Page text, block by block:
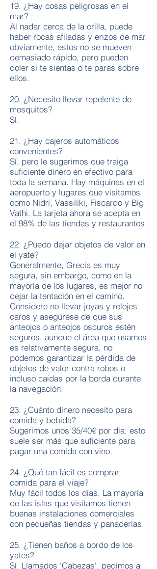
19. ¿Hay cosas peligrosas en el
mar?
Al nadar cerca de la orilla, puede
haber rocas afiladas y erizos de mar,
obviamente, estos no se mueven
demasiado rápido, pero pueden
doler si te sientas o te paras sobre
ellos.
20. ¿Necesito llevar repelente de
mosquitos?
Sí.
21. ¿Hay cajeros automáticos
convenientes?
Sí, pero le sugerimos que traiga
suficiente dinero en efectivo para
toda la semana. Hay máquinas en el
aeropuerto y lugares que visitamos
como Nidri, Vassiliki, Fiscardo y Big
Vathi. La tarjeta ahora se acepta en
el 98% de las tiendas y restaurantes.
22. ¿Puedo dejar objetos de valor en
el yate?
Generalmente, Grecia es muy
segura, sin embargo, como en la
mayoría de los lugares, es mejor no
dejar la tentación en el camino.
Considere no llevar joyas y relojes
caros y asegúrese de que sus
anteojos o anteojos oscuros estén
seguros, aunque el área que usamos
es relativamente segura, no
podemos garantizar la pérdida de
objetos de valor contra robos o
incluso caídas por la borda durante
la navegación.
23. ¿Cuánto dinero necesito para
comida y bebida?
Sugerimos unos 35/40€ por día; esto
suele ser más que suficiente para
pagar una comida con vino.
24. ¿Qué tan fácil es comprar
comida para el viaje?
Muy fácil todos los días. La mayoría
de las islas que visitamos tienen
buenas instalaciones comerciales
con pequeñas tiendas y panaderías.
25. ¿Tienen baños a bordo de los
yates?
Sí. Llamados 'Cabezas', pedimos a